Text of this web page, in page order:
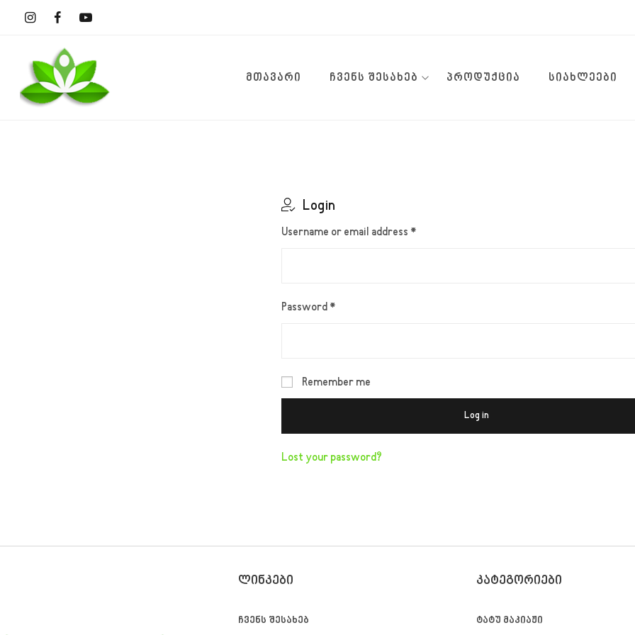
ᲛᲗᲐᲕᲐᲠᲘ ᲩᲕᲔᲜᲡ ᲨᲔᲡᲐᲮᲔᲑ ᲞᲠᲝᲓᲣᲥᲪᲘᲐ ᲡᲘᲐᲮᲚᲔᲔᲑᲘ
Login
Username or email address *
Password *
Remember me
Log in
Lost your password?
ᲚᲘᲜᲙᲔᲑᲘ
ჩვენს შესახებ
ᲙᲐᲢᲔᲒᲝᲠᲘᲔᲑᲘ
ტატუ მაკიაჟი